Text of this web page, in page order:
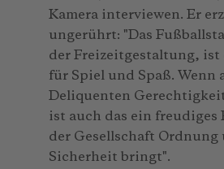
Kamera interviewen. Er
ungerührt: "Das
der Freizeitgestaltung, ist
für Spiel und Spaß. Wenn
Deliquenten
ist auch das ein freudiges
der Gesellschaft Ordnung
Sicherheit bringt".